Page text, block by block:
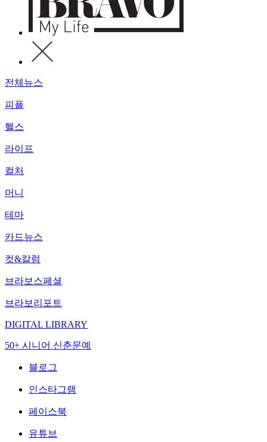
전체뉴스
피플
헬스
라이프
컬처
머니
테마
카드뉴스
컷&칼럼
브라보스페셜
브라보리포트
DIGITAL LIBRARY
50+ 시니어 신춘문예
블로그
인스타그램
페이스북
유튜브